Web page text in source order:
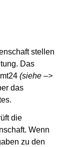
stellen
Das
(siehe –>
das
die
Wenn
zu den